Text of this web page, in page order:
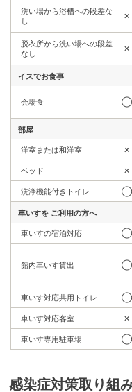
洗い場から浴槽への段差な
し
✕
脱衣所から洗い場への段差
なし
✕
イスでお食事
会場食 ◯
部屋
洋室または和洋室 ✕
ベッド ✕
洗浄機能付きトイレ ◯
車いすを ご利用の方へ
車いすの宿泊対応 ◯
館内車いす貸出 ◯
車いす対応共用トイレ ◯
車いす対応客室 ✕
車いす専用駐車場 ◯
感染症対策取り組